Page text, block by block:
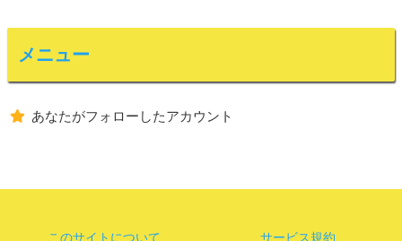
メニュー
あなたがフォローしたアカウント
このサイトについて サービス規約